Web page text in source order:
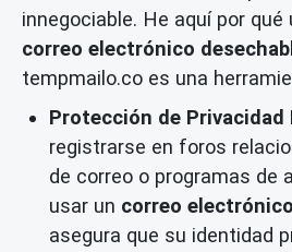
innegociable. He aquí por qué
correo electrónico
tempmailo.co es una
Protección de Privacidad
registrarse en foros
de correo o programas de
usar un correo
asegura que su identidad